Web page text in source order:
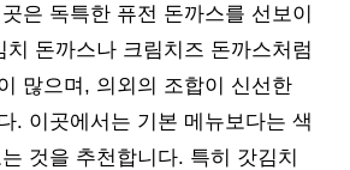
은 독특한 퓨전 돈까스를 선보이
치 돈까스나 크림치즈 돈까스처럼
많으며, 의외의 조합이 신선한
. 이곳에서는 기본 메뉴보다는 색
것을 추천합니다. 특히 갓김치